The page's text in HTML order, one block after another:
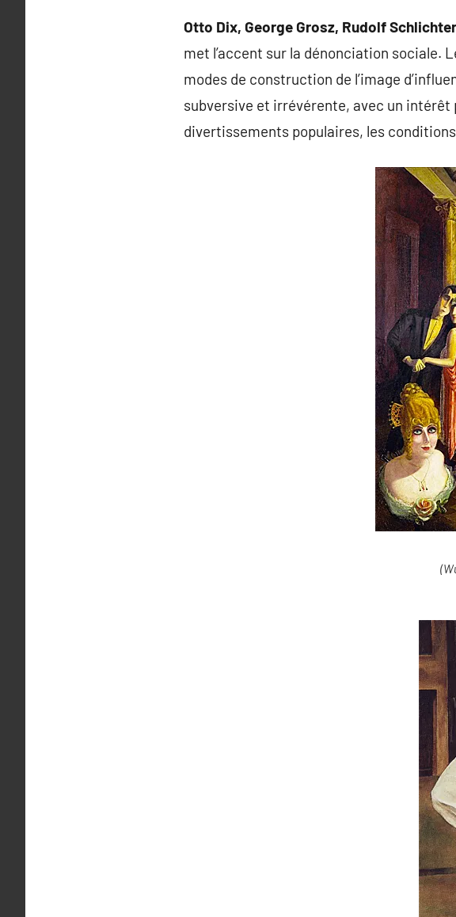
Otto Dix, George Grosz, Rudolf
met l’accent sur la dénonciation sociale.
modes de construction de l’image
subversive et irrévérente, avec un
divertissements populaires, les